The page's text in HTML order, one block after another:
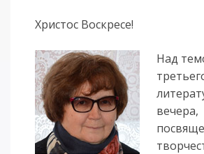
Христос Воскресе!
Над
вечера,